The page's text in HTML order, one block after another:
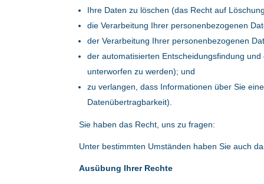
Ihre Daten zu löschen (das Recht auf
die Verarbeitung Ihrer personenbezogenen
der Verarbeitung Ihrer personenbezogenen
der automatisierten Entscheidungsfindung
unterworfen zu werden); und
zu verlangen, dass Informationen über Sie
Datenübertragbarkeit).
Sie haben das Recht, uns zu fragen:
Unter bestimmten Umständen haben Sie auch
Ausübung Ihrer Rechte